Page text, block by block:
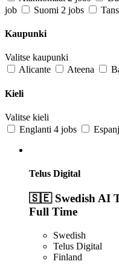
job
Suomi 2 jobs
Kaupunki
Valitse kaupunki
Alicante
Ateena
Kieli
Valitse kieli
Englanti 4 jobs
Telus Digital
🇸🇪 Swedish AI
Full Time
Swedish
Telus Digital
Finland